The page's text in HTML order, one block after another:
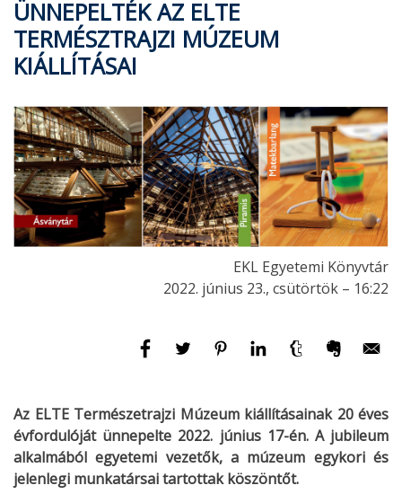
ÜNNEPELTÉK AZ ELTE
TERMÉSZTRAJZI MÚZEUM
KIÁLLÍTÁSAI
EKL Egyetemi Könyvtár
2022. június 23., csütörtök – 16:22
Az ELTE Természetrajzi Múzeum kiállításainak 20 éves
évfordulóját ünnepelte 2022. június 17-én. A jubileum
alkalmából egyetemi vezetők, a múzeum egykori és
jelenlegi munkatársai tartottak köszöntőt.